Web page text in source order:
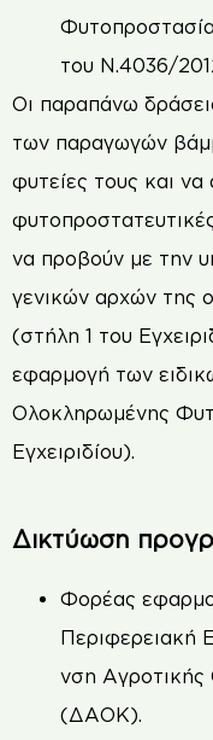
του Ν.4036/
Οι παραπάνω
των παραγωγών
φυτείες τους και να
να προβούν με την
γενικών αρχών της
(στήλη 1 του
εφαρμογή των
Ολοκληρωμένης
Εγχειριδίου).
Δικτύωση
Φορέας
Περιφερειακή
νση Αγροτικής
(ΔΑΟΚ).